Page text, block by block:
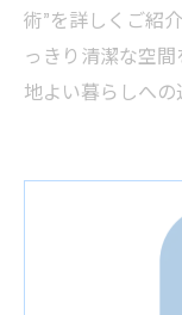
術”を詳しくご紹
っきり清潔な空
地よい暮らしへの